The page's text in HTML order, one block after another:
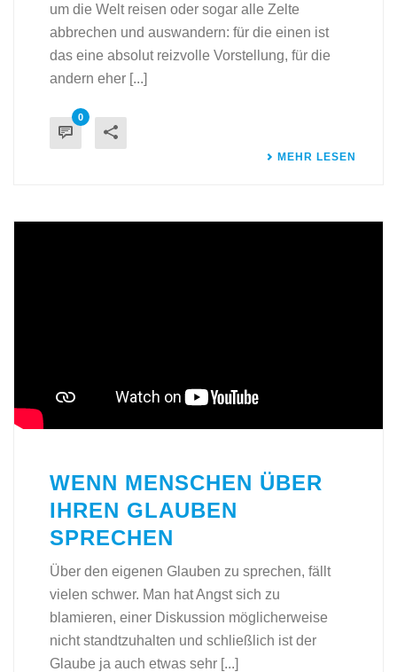
um die Welt reisen oder sogar alle Zelte
abbrechen und auswandern: für die einen ist
das eine absolut reizvolle Vorstellung, für die
andern eher [...]
0
MEHR LESEN
WENN MENSCHEN ÜBER
IHREN GLAUBEN
SPRECHEN
Über den eigenen Glauben zu sprechen, fällt
vielen schwer. Man hat Angst sich zu
blamieren, einer Diskussion möglicherweise
nicht standtzuhalten und schließlich ist der
Glaube ja auch etwas sehr [...]